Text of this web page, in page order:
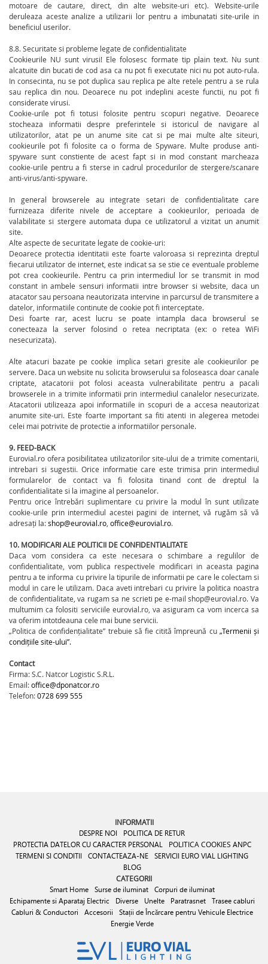
motoare de cautare, direct, din alte website-uri etc). Website-urile
deruleaza aceste analize a utilizarii lor pentru a imbunatati site-urile in
beneficiul userilor.
8.8. Securitate si probleme legate de confidentialitate
Cookieurile NU sunt virusi! Ele folosesc formate tip plain text. Nu sunt
alcatuite din bucati de cod asa ca nu pot fi executate nici nu pot auto-rula.
In consecinta, nu se pot duplica sau replica pe alte retele pentru a se rula
sau replica din nou. Deoarece nu pot indeplini aceste functii, nu pot fi
considerate virusi.
Cookie-urile pot fi totusi folosite pentru scopuri negative. Deoarece
stocheaza informatii despre preferintele si istoricul de navigare al
utilizatorilor, atat pe un anume site cat si pe mai multe alte siteuri,
cookieurile pot fi folosite ca o forma de Spyware. Multe produse anti-
spyware sunt constiente de acest fapt si in mod constant marcheaza
cookie-urile pentru a fi sterse in cadrul procedurilor de stergere/scanare
anti-virus/anti-spyware.
In general browserele au integrate setari de confidentialitate care
furnizeaza diferite nivele de acceptare a cookieurilor, perioada de
valabilitate si stergere automata dupa ce utilizatorul a vizitat un anumit
site.
Alte aspecte de securitate legate de cookie-uri:
Deoarece protectia identitatii este foarte valoroasa si reprezinta dreptul
fiecarui utilizator de internet, este indicat sa se stie ce eventuale probleme
pot crea cookieurile. Pentru ca prin intermediul lor se transmit in mod
constant in ambele sensuri informatii intre browser si website, daca un
atacator sau persoana neautorizata intervine in parcursul de transmitere a
datelor, informatiile continute de cookie pot fi interceptate.
Desi foarte rar, acest lucru se poate intampla daca browserul se
conecteaza la server folosind o retea necriptata (ex: o retea WiFi
nesecurizata).
Alte atacuri bazate pe cookie implica setari gresite ale cookieurilor pe
servere. Daca un website nu solicita browserului sa foloseasca doar canale
criptate, atacatorii pot folosi aceasta vulnerabilitate pentru a pacali
browserele in a trimite informatii prin intermediul canalelor nesecurizate.
Atacatorii utilizeaza apoi informatiile in scopuri de a accesa neautorizat
anumite site-uri. Este foarte important sa fiti atenti in alegerea metodei
celei mai potrivite de protectie a informatiilor personale.
9. FEED-BACK
Eurovial.ro ofera posibilitatea utilizatorilor site-ului de a trimite comentarii,
intrebari si sugestii. Orice informatie care este trimisa prin intermediul
formularelor de contact va fi folosita tinand cont de dreptul la
confidentialitate si la imagine al persoanelor.
Pentru orice întrebări suplimentare cu privire la modul în sunt utilizate
cookie-urile prin intermediul acestei pagini de internet, vă rugăm să vă
adresați la:shop@eurovial.ro office@eurovial.ro.
10. MODIFICARI ALE POLITICII DE CONFIDENTIALITATE
Daca vom considera ca este necesara o schimbare a regulilor de
confidentialitate, vom publica respectivele modificari in aceasta pagina
pentru a te informa cu privire la tipurile de informatii pe care le colectam si
modul in care le utilizam. Daca aveti intrebari cu privire la politica noastra
de confidentialitate, va rugam sa ne scrieti pe e-mail shop@eurovial.ro. Va
multumim ca folositi serviciile eurovial.ro, va asiguram ca vom incerca sa
va oferim intotdeauna cele mai bune servicii.
„Politica de confidențialitate” trebuie să fie citită împreună cu „Termenii și
condițiile site-ului”.
Contact
Firma: S.C. Natcor Logistic S.R.L.
Email:office@dponatcor.ro
Telefon:0728 699 555
INFORMATII
DESPRE NOI
POLITICA DE RETUR
PROTECTIA DATELOR CU CARACTER PERSONAL
POLITICA COOKIES ANPC
TERMENI SI CONDITII
CONTACTEAZA-NE SERVICII EURO VIAL LIGHTING
BLOG
CATEGORII
Smart Home Surse de iluminat
Corpuri de iluminat
Echipamente si Aparataj Electric
Diverse Unelte Paratrasnet
Trasee cabluri
Cabluri & Conductori
Accesorii
Stații de Încărcare pentru Vehicule Electrice
Energie Verde